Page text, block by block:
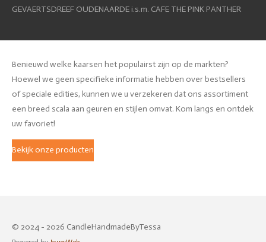
GEVAERTSDREEF OUDENAARDE i.s.m. CAFE THE PINK PANTHER
Benieuwd welke kaarsen het populairst zijn op de markten?
Hoewel we geen specifieke informatie hebben over bestsellers
of speciale edities, kunnen we u verzekeren dat ons assortiment
een breed scala aan geuren en stijlen omvat. Kom langs en ontdek
uw favoriet!
Bekijk onze producten
© 2024 - 2026 CandleHandmadeByTessa